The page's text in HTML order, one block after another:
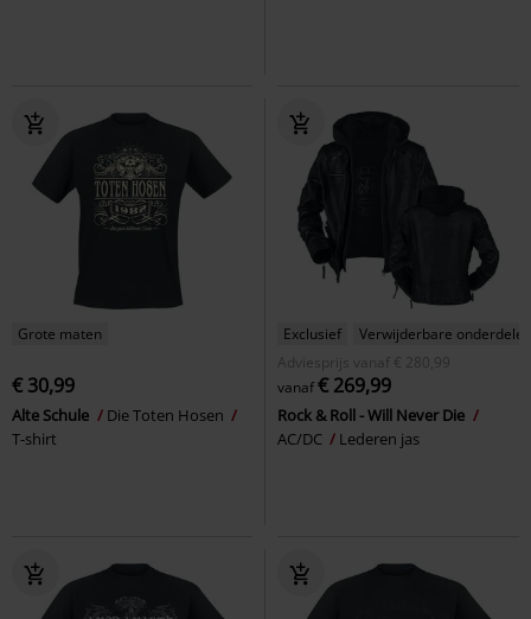
Grote maten
€ 30,99
Alte Schule
Die Toten Hosen
T-shirt
Exclusief
Verwijderbare onderdelen
Adviesprijs
vanaf € 280,99
vanaf€ 269,99
Rock & Roll - Will Never Die
AC/DC
Lederen jas